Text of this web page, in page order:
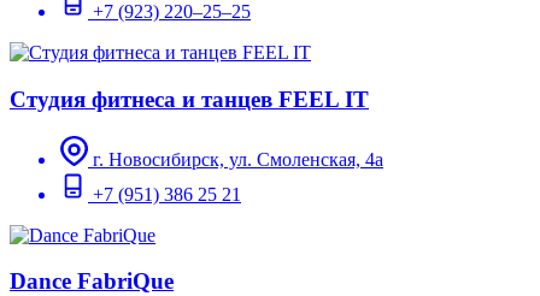
+7 (923) 220–25–25
Студия фитнеса и танцев FEEL IT
г. Новосибирск, ул. Смоленская, 4а
+7 (951) 386 25 21
Dance FabriQue